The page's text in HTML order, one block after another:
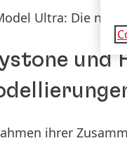
Ultra: Die
und
ihrer